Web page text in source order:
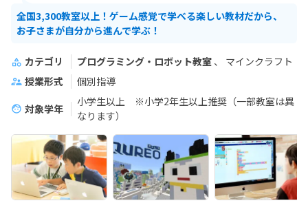
全国3,300教室以上！ゲーム感覚で学べる楽しい教材だから、
お子さまが自分から進んで学ぶ！
カテゴリ プログラミング・ロボット教室
マインクラフト
授業形式
個別指導
対象学年
小学生以上 ※小学2年生以上推奨（一部教室は異
なります）